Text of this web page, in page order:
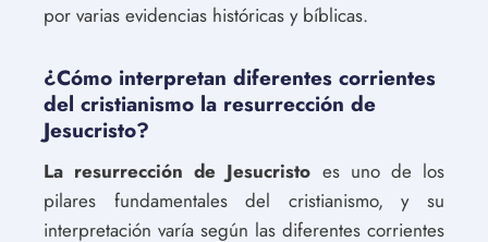
por varias evidencias históricas y bíblicas.
¿Cómo interpretan diferentes corrientes
del cristianismo la resurrección de
Jesucristo?
La resurrección de Jesucristo es uno de los
pilares fundamentales del cristianismo, y su
interpretación varía según las diferentes corrientes